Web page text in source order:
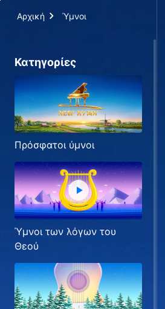
Αρχική Ύμνοι
Κατηγορίες
Πρόσφατοι ύμνοι
Ύμνοι των λόγων του
Θεού